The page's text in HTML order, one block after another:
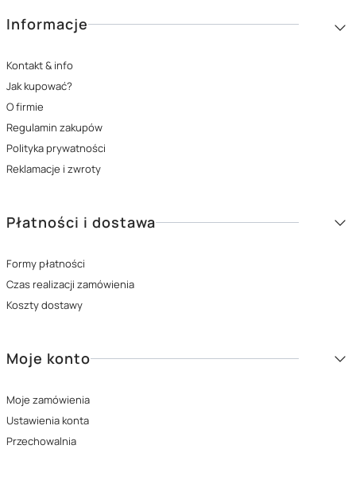
Linki w stopce
Informacje
Kontakt & info
Jak kupować?
O firmie
Regulamin zakupów
Polityka prywatności
Reklamacje i zwroty
Płatności i dostawa
Formy płatności
Czas realizacji zamówienia
Koszty dostawy
Moje konto
Moje zamówienia
Ustawienia konta
Przechowalnia